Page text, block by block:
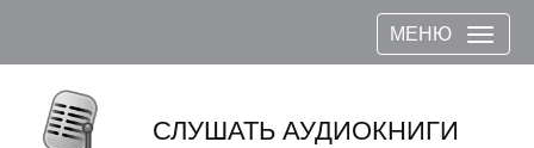
МЕНЮ
СЛУШАТЬ АУДИОКНИГИ